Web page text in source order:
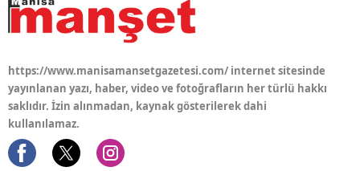
https://www.manisamansetgazetesi.com/ internet sitesinde
yayınlanan yazı, haber, video ve fotoğrafların her türlü hakkı
saklıdır. İzin alınmadan, kaynak gösterilerek dahi
kullanılamaz.